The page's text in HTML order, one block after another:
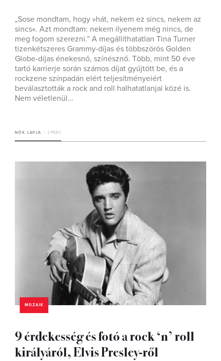
„Sose mondtam, hogy »hát, nekem ez sincs, nekem az
sincs«. Azt mondtam: nekem ilyenem még nincs, de
meg fogom szerezni.” A megállíthatatlan Tina Turner
tizenkétszeres Grammy-díjas és többszörös Golden
Globe-díjas énekesnő, színésznő. Több, mint 50 éve
tartó karrierje során számos díjat gyűjtött be, és a
rockzene színpadán elért teljesítményeiért
beválasztották a rock and roll halhatatlanjai közé is.
Nem véletlenül...
NŐK LAPJA 2 PERC
MOZAIK
9 érdekesség és fotó a rock ‘n’ roll
királyáról, Elvis Presley-ről